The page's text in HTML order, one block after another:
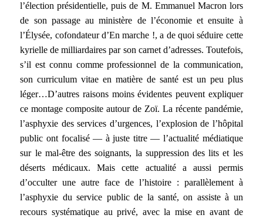
l’élection présidentielle, puis de M. Emmanuel Macron lors
de son passage au ministère de l’économie et ensuite à
l’Élysée, cofondateur d’En marche !, a de quoi séduire cette
kyrielle de milliardaires par son carnet d’adresses. Toutefois,
s’il est connu comme professionnel de la communication,
son curriculum vitae en matière de santé est un peu plus
léger…D’autres raisons moins évidentes peuvent expliquer
ce montage composite autour de Zoï. La récente pandémie,
l’asphyxie des services d’urgences, l’explosion de l’hôpital
public ont focalisé — à juste titre — l’actualité médiatique
sur le mal-être des soignants, la suppression des lits et les
déserts médicaux. Mais cette actualité a aussi permis
d’occulter une autre face de l’histoire : parallèlement à
l’asphyxie du service public de la santé, on assiste à un
recours systématique au privé, avec la mise en avant de